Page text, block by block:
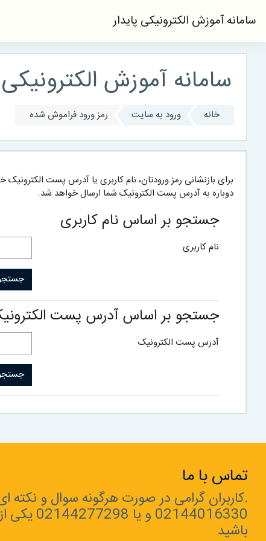
سامانه آموزش الکترونیکی پایدار
سامانه آموزش الکترونیکی
خانه ورود به سایت رمز ورود فراموش شده
برای بازنشانی رمز ورودتان، نام کاربری یا آدرس پست
دوباره به آدرس پست الکترونیک شما ارسال خواهد شد.
جستجو بر اساس نام کاربری
نام کاربری
جستجو بر اساس آدرس پست
آدرس پست الکترونیک
تماس با ما
.کاربران گرامی در صورت هرگونه سوال و نکته
باشید